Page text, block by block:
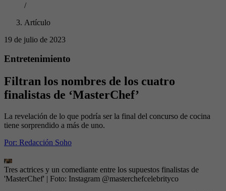
/
Artículo
19 de julio de 2023
Entretenimiento
Filtran los nombres de los cuatro
finalistas de ‘MasterChef’
La revelación de lo que podría ser la final del concurso de cocina
tiene sorprendido a más de uno.
Por: Redacción Soho
Tres actrices y un comediante entre los supuestos finalistas de
'MasterChef' | Foto: Instagram @masterchefcelebrityco